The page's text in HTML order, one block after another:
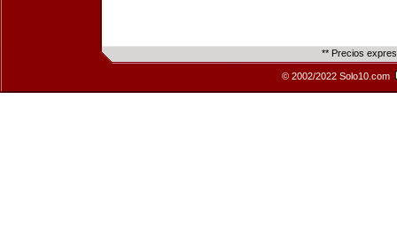
** Precios
© 2002/2022 Solo10.com